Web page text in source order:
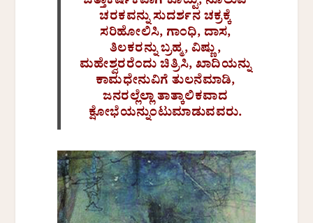
ಚರಕವನ್ನು ಸುದರ್ಶನ ಚಕ್ರಕ್ಕೆ
ಸರಿಹೋಲಿಸಿ, ಗಾಂಧಿ, ದಾಸ,
ತಿಲಕರನ್ನು ಬ್ರಹ್ಮ, ವಿಷ್ಣು,
ಮಹೇಶ್ವರರೆಂದು ಚಿತ್ರಿಸಿ, ಖಾದಿಯನ್ನು
ಕಾಮಧೇನುವಿಗೆ ತುಲನೆಮಾಡಿ,
ಜನರಲ್ಲೆಲ್ಲಾ ತಾತ್ಕಾಲಿಕವಾದ
ಕ್ಷೋಭೆಯನ್ನುಂಟುಮಾಡುವವರು.